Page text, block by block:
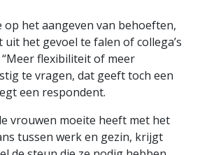
op het aangeven van behoeften,
het gevoel te falen of collega’s
flexibiliteit of meer
te vragen, dat geeft toch een
een respondent.
vrouwen moeite heeft met het
tussen werk en gezin, krijgt